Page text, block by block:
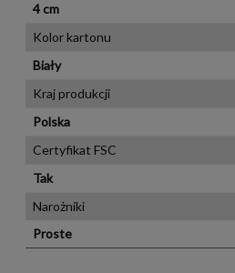
4 cm
Kolor kartonu
Biały
Kraj produkcji
Polska
Certyfikat FSC
Tak
Narożniki
Proste